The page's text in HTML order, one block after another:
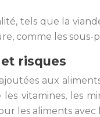
tels que la
comme les
risques
aux
vitamines, les
les aliments